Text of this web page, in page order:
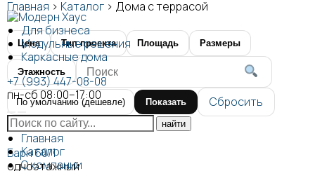
Для бизнеса
Модульные решения
Каркасные дома
+7 (993) 447-08-08
пн-сб 08:00–17:00
Главная
Каталог
О компании
Главная > Каталог > Дома с террасой
Цена Тип проекта Площадь Размеры
Этажность
Показать Сбросить
Барн 60/1
одноэтажный